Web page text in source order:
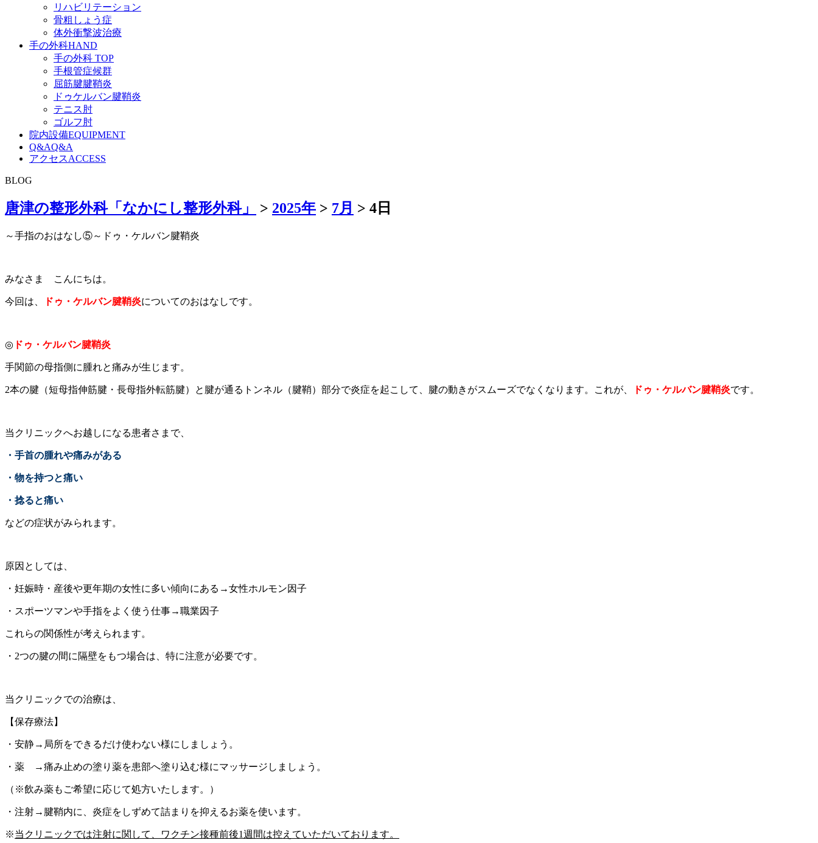
リハビリテーション
骨粗しょう症
体外衝撃波治療
手の外科HAND
手の外科 TOP
手根管症候群
屈筋腱腱鞘炎
ドゥケルバン腱鞘炎
テニス肘
ゴルフ肘
院内設備EQUIPMENT
Q&AQ&A
アクセスACCESS
BLOG
唐津の整形外科「なかにし整形外科」 > 2025年 > 7月 > 4日
～手指のおはなし⑤～ドゥ・ケルバン腱鞘炎
みなさま こんにちは。
今回は、 ドゥ・ケルバン腱鞘炎についてのおはなしです。
◎ ドゥ・ケルバン腱鞘炎
手関節の母指側に腫れと痛みが生じます。
2本の腱（短母指伸筋腱・長母指外転筋腱）と腱が通るトンネル（腱鞘）部分で炎症を起こして、腱の動きがスムーズでなくなります。これが、 ドゥ・ケルバン腱鞘炎です。
当クリニックへお越しになる患者さまで、
・手首の腫れや痛みがある
・物を持つと痛い
・捻ると痛い
などの症状がみられます。
原因としては、
・妊娠時・産後や更年期の女性に多い傾向にある→女性ホルモン因子
・スポーツマンや手指をよく使う仕事→職業因子
これらの関係性が考えられます。
・2つの腱の間に隔壁をもつ場合は、特に注意が必要です。
当クリニックでの治療は、
【保存療法】
・安静→局所をできるだけ使わない様にしましょう。
・薬 →痛み止めの塗り薬を患部へ塗り込む様にマッサージしましょう。
（※飲み薬もご希望に応じて処方いたします。）
・注射→腱鞘内に、炎症をしずめて詰まりを抑えるお薬を使います。
※当クリニックでは注射に関して、ワクチン接種前後1週間は控えていただいております。